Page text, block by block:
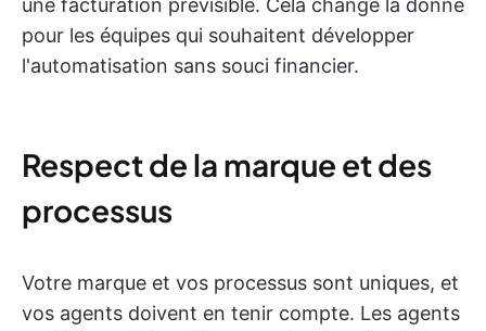
une facturation prévisible. Cela change la donne
pour les équipes qui souhaitent développer
l'automatisation sans souci financier.
Respect de la marque et des
processus
Votre marque et vos processus sont uniques, et
vos agents doivent en tenir compte. Les agents